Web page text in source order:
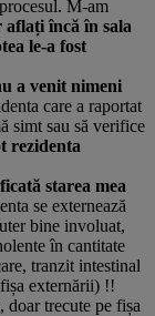
M-am
aflați încă în sala
le-a fost
a venit nimeni
care a raportat
simt sau să verifice
rezidenta
starea mea
se externează
bine involuat,
în cantitate
tranzit intestinal
externării) !!
doar trecute pe fișa